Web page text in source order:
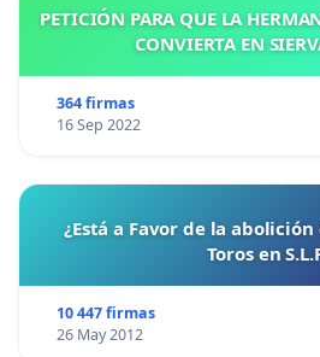
PETICIÓN PARA QUE LA
CONVIERTA EN
364 firmas
16 Sep 2022
¿Está a Favor de la
Toros en
10 447 firmas
26 May 2012